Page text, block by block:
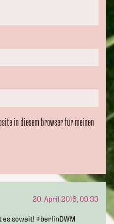
in diesem browser für meinen
20. April 2016, 09:33
es soweit! #berlinDWM